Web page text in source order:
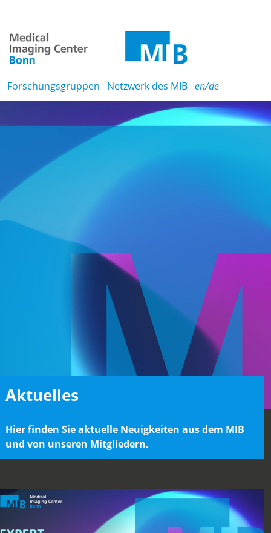
Forschungsgruppen Netzwerk des MIB en/de
Aktuelles
Hier finden Sie aktuelle Neuigkeiten aus dem MIB
und von unseren Mitgliedern.